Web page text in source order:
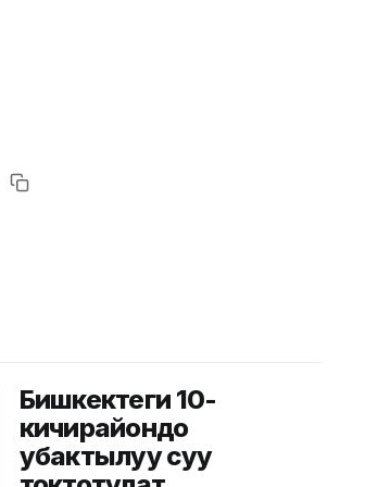
Бишкектеги 10-
кичирайондо
убактылуу суу